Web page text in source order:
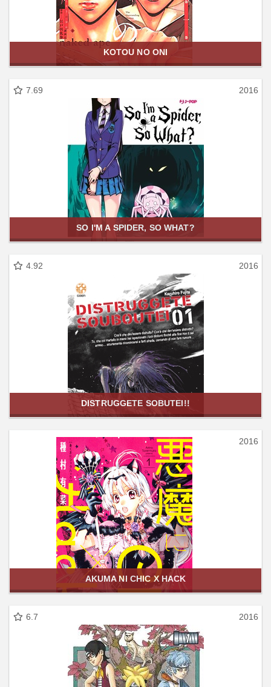
KOTOU NO ONI
7.69 2016
SO I'M A SPIDER, SO WHAT?
4.92 2016
DISTRUGGETE SOBUTEI!!
2016
AKUMA NI CHIC X HACK
6.7 2016